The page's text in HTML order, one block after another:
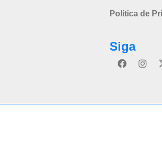
Política de
Siga